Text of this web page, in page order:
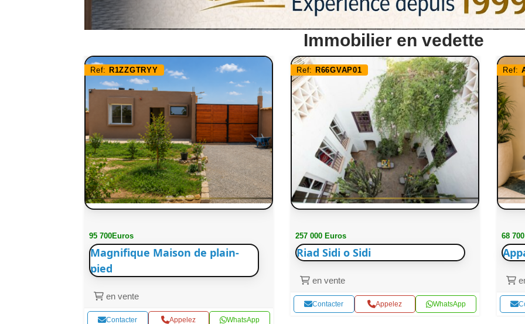
Immobilier en vedette
Ref: R1ZZGTRYY
95 700Euros
Magnifique Maison de plain-
pied
en vente
Contacter Appelez WhatsApp
Ref: R66GVAP01
257 000 Euros
Riad Sidi o Sidi
en vente
Contacter Appelez WhatsApp
Ref:
68